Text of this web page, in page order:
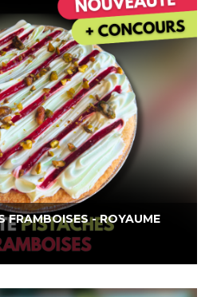
FRAMBOISES - ROYAUME